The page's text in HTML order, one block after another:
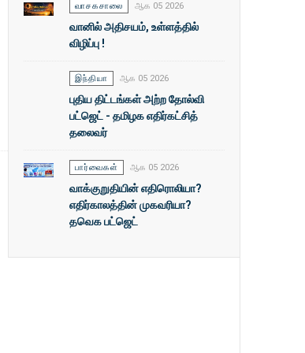
வாசகசாலை ஆக 05 2026
வானில் அதிசயம், உள்ளத்தில்
விழிப்பு !
இந்தியா ஆக 05 2026
புதிய திட்டங்கள் அற்ற தோல்வி
பட்ஜெட் - தமிழக எதிர்கட்சித்
தலைவர்
பார்வைகள் ஆக 05 2026
வாக்குறுதியின் எதிரொலியா?
எதிர்காலத்தின் முகவரியா?
தவெக பட்ஜெட்